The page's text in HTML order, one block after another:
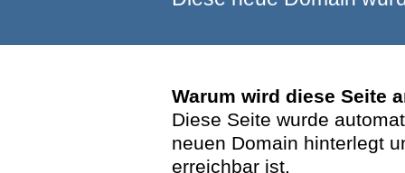
Warum wird diese Seite
Diese Seite wurde
neuen Domain hinterlegt
erreichbar ist.